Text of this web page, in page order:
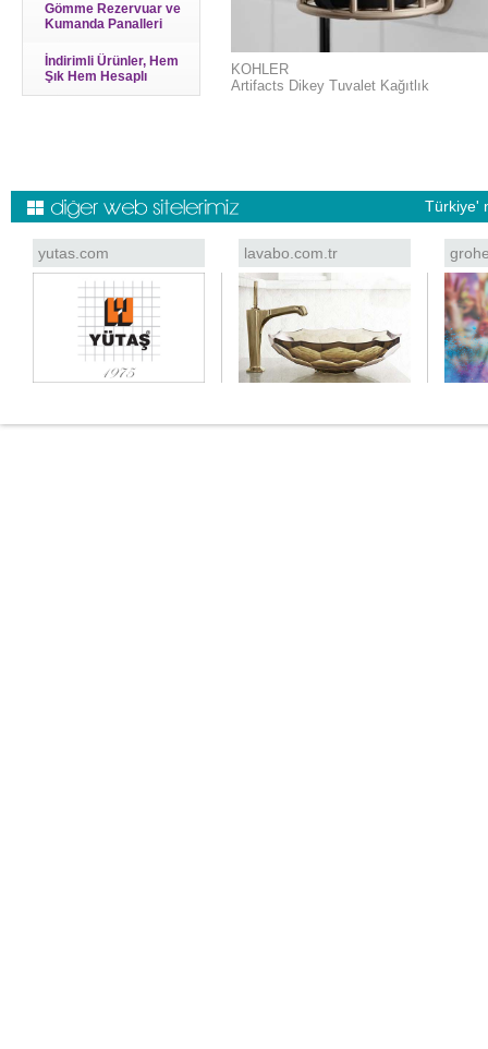
Gömme Rezervuar ve
Kumanda Panalleri
İndirimli Ürünler, Hem
Şık Hem Hesaplı
KOHLER
Artifacts Dikey Tuvalet Kağıtlık
Türkiye'
yutas.com lavabo.com.tr